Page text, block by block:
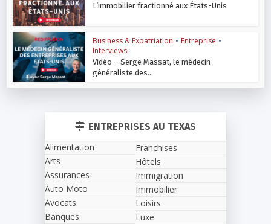
L’immobilier fractionné aux États-Unis
Business & Expatriation • Entreprise •
Interviews
Vidéo – Serge Massat, le médecin
généraliste des...
ENTREPRISES AU TEXAS
Alimentation
Arts
Assurances
Auto Moto
Avocats
Banques
Franchises
Hôtels
Immigration
Immobilier
Loisirs
Luxe